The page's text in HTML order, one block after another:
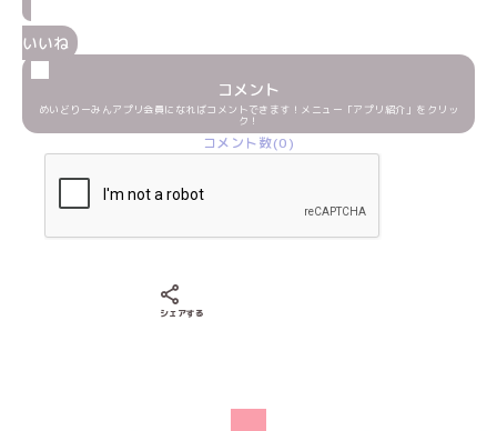
いいね
コメント
めいどりーみんアプリ会員になればコメントできます！メニュー「アプリ紹介」をクリッ
ク！
コメント数(0)
シェアする